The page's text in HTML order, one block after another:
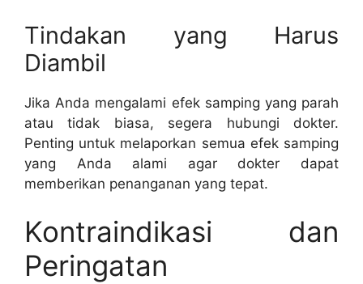
Tindakan yang Harus
Diambil
Jika Anda mengalami efek samping yang parah
atau tidak biasa, segera hubungi dokter.
Penting untuk melaporkan semua efek samping
yang Anda alami agar dokter dapat
memberikan penanganan yang tepat.
Kontraindikasi dan
Peringatan